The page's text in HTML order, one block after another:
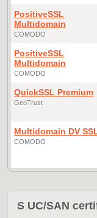
PositiveSSL
Multidomain
COMODO
PositiveSSL
Multidomain
COMODO
QuickSSL Premium
GeoTrust
Multidomain DV
COMODO
S UC/SAN